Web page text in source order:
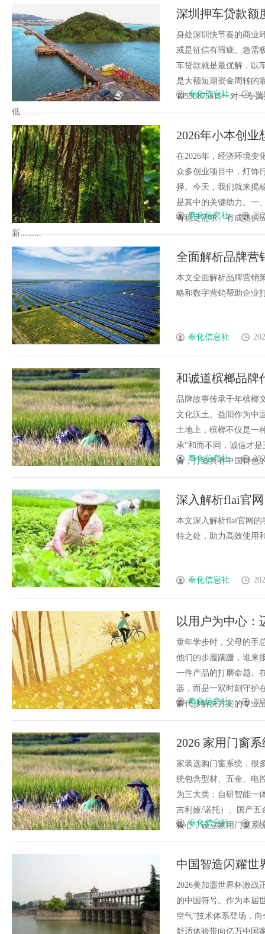
深圳押车贷款额
身处深圳快节奏的商业
或是征信有瑕疵、急需
车贷款就是最优解，以
是大额短期资金周转的
13530875815一对一专
低.........
奉化信息社
2026年小本创
新路径！
在2026年，经济环境变
众多创业项目中，灯饰
择。今天，我们就来揭
是其中的关键助力。一
有稳定需求、有成熟供
新.........
奉化信息社
全面解析品牌营
本文全面解析品牌营销
略和数字营销帮助企业
奉化信息社
和诚道槟榔品牌
品牌故事传承千年槟榔
文化沃土。益阳作为中
土地上，槟榔不仅是一
承"和而不同，诚信才
合，打造具有中国特色
奉化信息社
深入解析flai官
本文深入解析flai官网的
特之处，助力高效使用
奉化信息社
以用户为中心：
童年学步时，父母的手
他们的步履蹒跚，谁来
一件产品的打磨命题。
器，而是一双时刻守护
群代步解决方案的专业
奉化信息社
2026 家用门窗
吉利娅深度评测
家装选购门窗系统，很
统包含型材、五金、电
为三大类：自研智能一
吉利娅/诺托）、国产五
核心，设立家用门窗系
奉化信息社
中国智造闪耀世
同行
2026美加墨世界杯激战
的中国符号。作为本届
空气”技术体系登场，
舒适体验带向亿万中国